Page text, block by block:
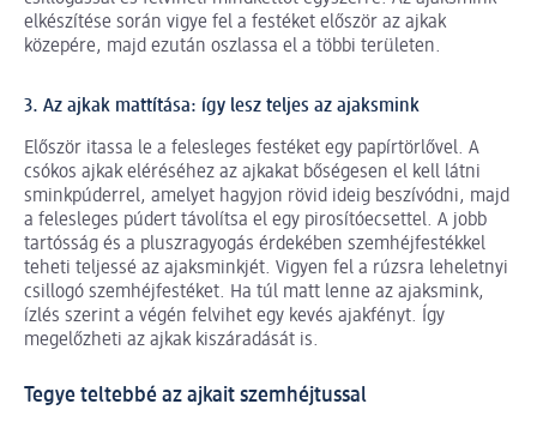
elkészítése során vigye fel a festéket először az ajkak
közepére, majd ezután oszlassa el a többi területen.
3. Az ajkak mattítása: így lesz teljes az ajaksmink
Először itassa le a felesleges festéket egy papírtörlővel. A
csókos ajkak eléréséhez az ajkakat bőségesen el kell látni
sminkpúderrel, amelyet hagyjon rövid ideig beszívódni, majd
a felesleges púdert távolítsa el egy pirosítóecsettel. A jobb
tartósság és a pluszragyogás érdekében szemhéjfestékkel
teheti teljessé az ajaksminkjét. Vigyen fel a rúzsra leheletnyi
csillogó szemhéjfestéket. Ha túl matt lenne az ajaksmink,
ízlés szerint a végén felvihet egy kevés ajakfényt. Így
megelőzheti az ajkak kiszáradását is.
Tegye teltebbé az ajkait szemhéjtussal